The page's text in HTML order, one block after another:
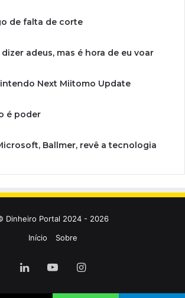
de falta de corte
adeus, mas é hora de eu voar
Next Miitomo Update
é poder
Ballmer, revê a tecnologia
Dinheiro Portal 2024 - 2026
Início
Sobre
LinkedinYouTubeInstagram